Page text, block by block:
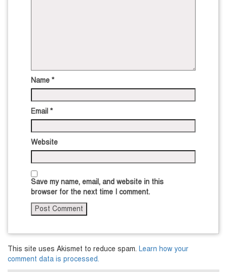
Name *
Email *
Website
Save my name, email, and website in this
browser for the next time I comment.
This site uses Akismet to reduce spam. Learn how your
comment data is processed.